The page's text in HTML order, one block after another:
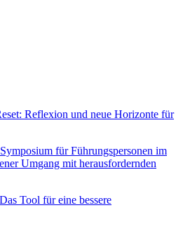
Reflexion und neue Horizonte für
für Führungspersonen im
Umgang mit herausfordernden
Tool für eine bessere